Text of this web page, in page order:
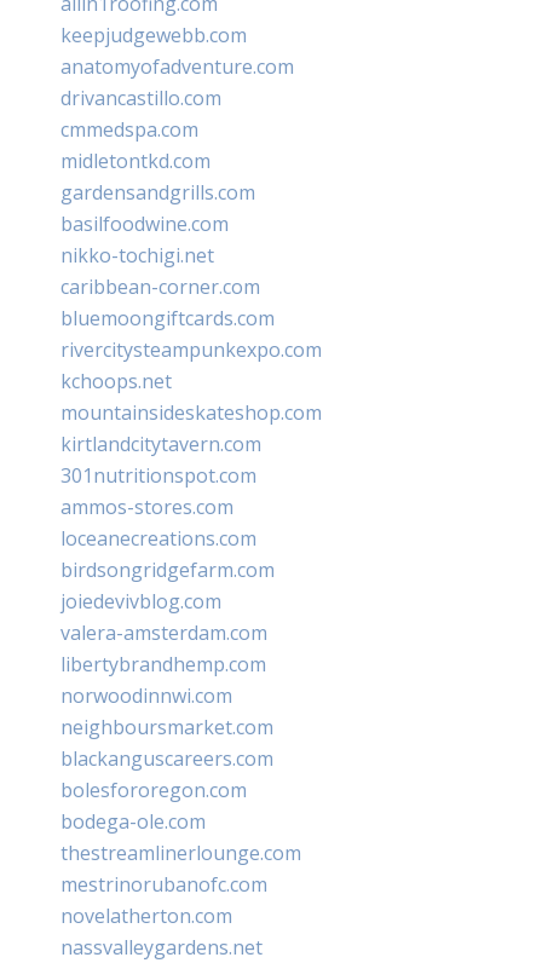
keepjudgewebb.com
anatomyofadventure.com
drivancastillo.com
cmmedspa.com
midletontkd.com
gardensandgrills.com
basilfoodwine.com
nikko-tochigi.net
caribbean-corner.com
bluemoongiftcards.com
rivercitysteampunkexpo.com
kchoops.net
mountainsideskateshop.com
kirtlandcitytavern.com
301nutritionspot.com
ammos-stores.com
loceanecreations.com
birdsongridgefarm.com
joiedevivblog.com
valera-amsterdam.com
libertybrandhemp.com
norwoodinnwi.com
neighboursmarket.com
blackanguscareers.com
bolesfororegon.com
bodega-ole.com
thestreamlinerlounge.com
mestrinorubanofc.com
novelatherton.com
nassvalleygardens.net